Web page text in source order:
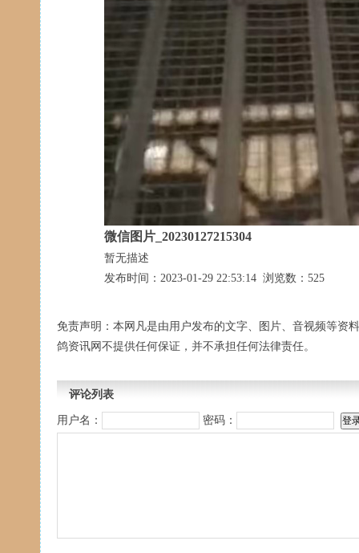
微信图片_20230127215304
暂无描述
发布时间：2023-01-29 22:53:14 浏览数：525
免责声明：本网凡是由用户发布的文字、图片、音视频等资
鸽资讯网不提供任何保证，并不承担任何法律责任。
评论列表
用户名： 密码：